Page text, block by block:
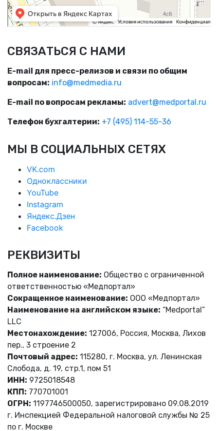
СВЯЗАТЬСЯ С НАМИ
E-mail для пресс-релизов и связи по общим
вопросам: info@medmedia.ru
E-mail по вопросам рекламы: advert@medportal.ru
Телефон бухгалтерии: +7 (495) 114-55-36
МЫ В СОЦИАЛЬНЫХ СЕТЯХ
VK.com
Одноклассники
YouTube
Instagram
Яндекс.Дзен
Facebook
РЕКВИЗИТЫ
Полное наименование: Общество с ограниченной
ответственностью «Медпортал»
Сокращенное наименование: ООО «Медпортал»
Наименование на английском языке: “Medportal”
LLC
Местонахождение: 127006, Россия, Москва, Лихов
пер., 3 строение 2
Почтовый адрес: 115280, г. Москва, ул. Ленинская
Слобода, д. 19, стр.1, пом 51
ИНН: 9725018548
КПП: 770701001
ОГРН: 1197746500050, зарегистрировано 09.08.2019
г. Инспекцией Федеральной налоговой службы № 25
по г. Москве